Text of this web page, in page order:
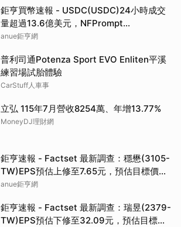
鉅亨買幣速報 - USDC(USDC)24小時成交
量超過13.6億美元，NFPrompt
Token(NFP)24小時漲幅達66.2%
anue鉅亨網
普利司通Potenza Sport EVO Enliten平溪
練習場試胎體驗
CarStuff人車事
立弘 115年7月營收8254萬、年增13.77%
MoneyDJ理財網
鉅亨速報 - Factset 最新調查：穩懋(3105-
TW)EPS預估上修至7.65元，預估目標價為
417.5元
anue鉅亨網
鉅亨速報 - Factset 最新調查：瑞昱(2379-
TW)EPS預估下修至32.09元，預估目標價